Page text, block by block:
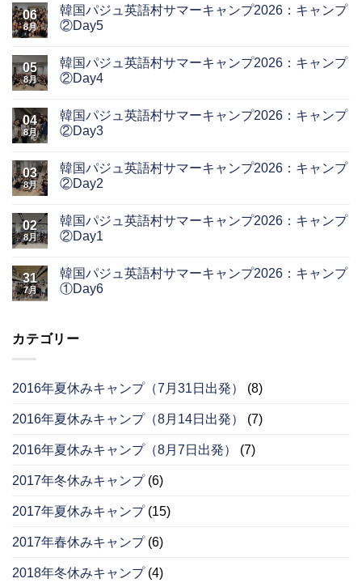
06
8月
韓国パジュ英語村サマーキャンプ2026：キャンプ
②Day5
05
8月
韓国パジュ英語村サマーキャンプ2026：キャンプ
②Day4
04
8月
韓国パジュ英語村サマーキャンプ2026：キャンプ
②Day3
03
8月
韓国パジュ英語村サマーキャンプ2026：キャンプ
②Day2
02
8月
韓国パジュ英語村サマーキャンプ2026：キャンプ
②Day1
31
7月
韓国パジュ英語村サマーキャンプ2026：キャンプ
①Day6
カテゴリー
2016年夏休みキャンプ（7月31日出発） (8)
2016年夏休みキャンプ（8月14日出発） (7)
2016年夏休みキャンプ（8月7日出発） (7)
2017年冬休みキャンプ(6)
2017年夏休みキャンプ(15)
2017年春休みキャンプ(6)
2018年冬休みキャンプ(4)